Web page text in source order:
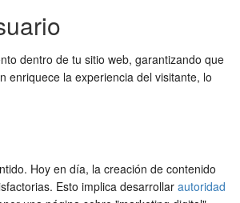
dentro de tu sitio web, garantizando que
enriquece la experiencia del visitante, lo
Hoy en día, la creación de contenido
Esto implica desarrollar autoridad